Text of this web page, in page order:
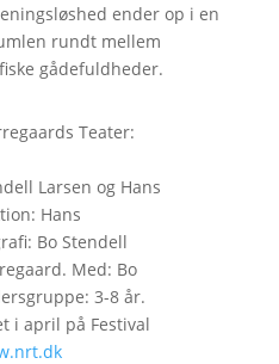
ender op i en
rundt mellem
gådefuldheder.
Teater:
Larsen og Hans
Hans
Bo Stendell
Med: Bo
3-8 år.
i april på Festival